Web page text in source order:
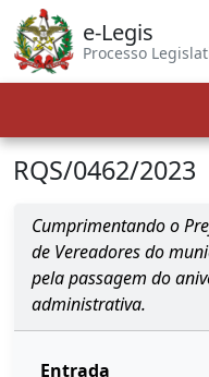
e-Legis
Processo
RQS/0462/2023
Cumprimentando o
de Vereadores do
pela passagem do
administrativa.
Entrada